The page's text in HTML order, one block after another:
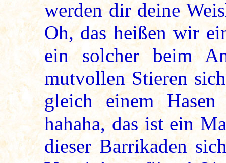
werden dir deine
Oh, das heißen wir
ein solcher beim
mutvollen Stieren
gleich einem
hahaha, das ist ein
dieser Barrikaden